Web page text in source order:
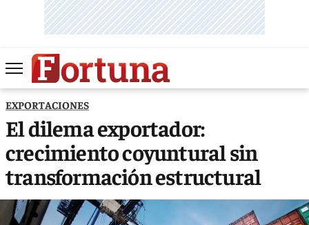
EXPORTACIONES
El dilema exportador:
crecimiento coyuntural sin
transformación estructural